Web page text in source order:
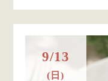
9/13
(日)